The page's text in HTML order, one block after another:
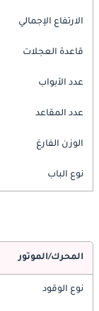
الارتفاع الإجمالي
قاعدة العجلات
عدد الأبواب
عدد المقاعد
الوزن الفارغ
نوع الباب
المحرك/الموتور
نوع الوقود